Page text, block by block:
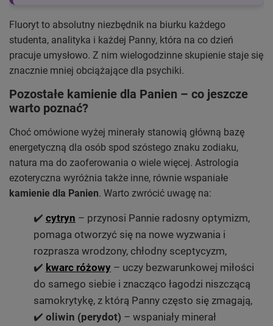
Fluoryt to absolutny niezbędnik na biurku każdego
studenta, analityka i każdej Panny, która na co dzień
pracuje umysłowo. Z nim wielogodzinne skupienie staje się
znacznie mniej obciążające dla psychiki.
Pozostałe kamienie dla Panien – co jeszcze
warto poznać?
Choć omówione wyżej minerały stanowią główną bazę
energetyczną dla osób spod szóstego znaku zodiaku,
natura ma do zaoferowania o wiele więcej. Astrologia
ezoteryczna wyróżnia także inne, równie wspaniałe
kamienie dla Panien. Warto zwrócić uwagę na:
✔️ cytryn – przynosi Pannie radosny optymizm,
pomaga otworzyć się na nowe wyzwania i
rozprasza wrodzony, chłodny sceptycyzm,
✔️ kwarc różowy – uczy bezwarunkowej miłości
do samego siebie i znacząco łagodzi niszczącą
samokrytykę, z którą Panny często się zmagają,
✔️ oliwin (perydot) – wspaniały minerał